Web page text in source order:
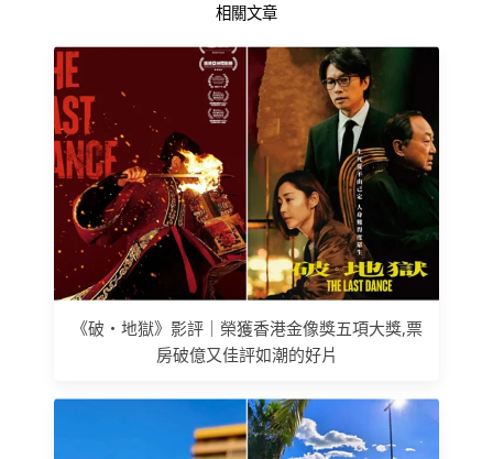
相關文章
《破‧地獄》影評｜榮獲香港金像獎五項大獎,票
房破億又佳評如潮的好片